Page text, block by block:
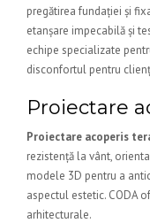
pregătirea fundației și
etanșare impecabilă și
echipe specializate
disconfortul pentru
Proiectare
Proiectare acoperis
rezistență la vânt,
modele 3D pentru a
aspectul estetic. CODA
arhitecturale.